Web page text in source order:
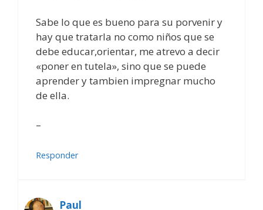
Sabe lo que es bueno para su porvenir y
hay que tratarla no como niños que se
debe educar,orientar, me atrevo a decir
«poner en tutela», sino que se puede
aprender y tambien impregnar mucho
de ella.
–
Responder
Paul